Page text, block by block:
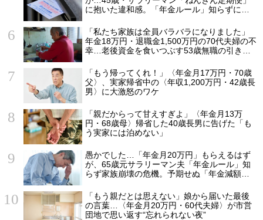
に抱いた違和感。「年金ルール」知らずにそ
額に唖然「何かの間違いでは？」
「私たち家族は全員バラバラになりました」
年金18万円・退職金1,500万円の70代夫婦の不
幸…老後資金を食いつぶす53歳無職の引きこ
「もう帰ってくれ！」〈年金月17万円・70歳
父〉、実家帰省中の〈年収1,200万円・42歳長
男〉に大激怒のワケ
「親だからって甘えすぎよ」〈年金月13万
円・68歳母〉帰省した40歳長男に告げた「も
う実家には泊めない」
愚かでした…「年金月20万円」もらえるはず
が、65歳元サラリーマン夫「年金ルール」知
らず家族崩壊の危機。予期せぬ「年金減額」5
「もう親だとは思えない」娘から届いた最後
の言葉…〈年金月20万円・60代夫婦〉が市営
団地で思い返す“忘れられない夜”